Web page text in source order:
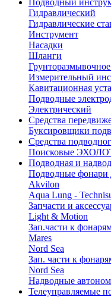
Подводный
Гидравлический
Гидравлические
Инструмент
Насадки
Шланги
Измерительный
Кавитационная
Подводные
Электрический
Средства
Буксировщики
Средства
Поисковые
Подводная и
Подводные фонари
Akvilon
Aqua Lung -
Запчасти и
Light & Motion
Зап.части к
Mares
Nord Sea
Зап. части к
Nord Sea
Надводные
Телеуправляемые